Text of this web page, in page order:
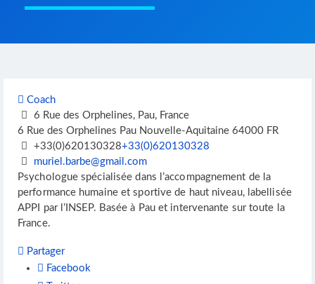
Coach
6 Rue des Orphelines, Pau, France
6 Rue des Orphelines Pau Nouvelle-Aquitaine 64000 FR
+33(0)620130328+33(0)620130328
muriel.barbe@gmail.com
Psychologue spécialisée dans l’accompagnement de la
performance humaine et sportive de haut niveau, labellisée
APPI par l’INSEP. Basée à Pau et intervenante sur toute la
France.
Partager
Facebook